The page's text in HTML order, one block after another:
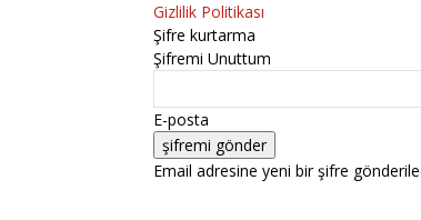
Gizlilik Politikası
Şifre kurtarma
Şifremi Unuttum
E-posta
Email adresine yeni bir şifre